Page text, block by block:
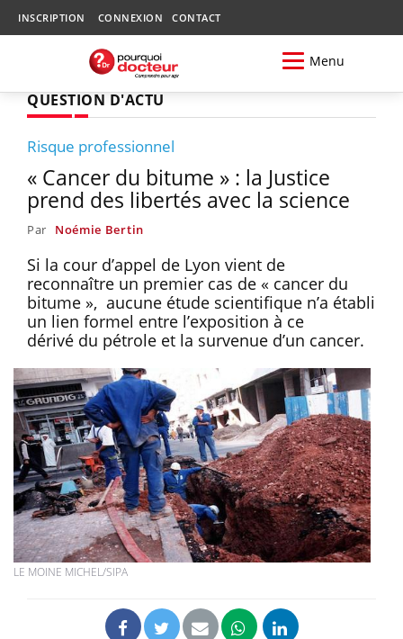
INSCRIPTION CONNEXION CONTACT
Menu
QUESTION D'ACTU
Risque professionnel
« Cancer du bitume » : la Justice
prend des libertés avec la science
Par Noémie Bertin
Si la cour d’appel de Lyon vient de
reconnaître un premier cas de « cancer du
bitume », aucune étude scientifique n’a établi
un lien formel entre l’exposition à ce
dérivé du pétrole et la survenue d’un cancer.
LE MOINE MICHEL/SIPA